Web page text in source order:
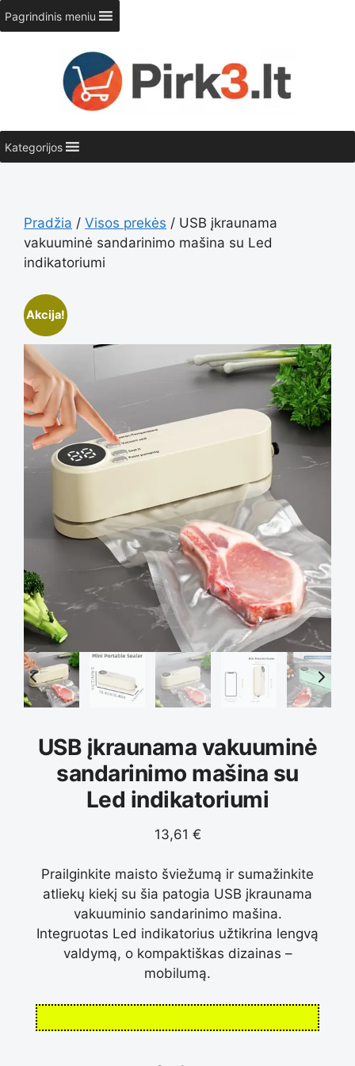
Pereiti
prie
turinio
Pagrindinis meniu
Kategorijos
Pradžia / Visos prekės / USB įkraunama
vakuuminė sandarinimo mašina su Led
indikatoriumi
Akcija!
USB įkraunama vakuuminė
sandarinimo mašina su
Led indikatoriumi
13,61 €
Prailginkite maisto šviežumą ir sumažinkite
atliekų kiekį su šia patogia USB įkraunama
vakuuminio sandarinimo mašina.
Integruotas Led indikatorius užtikrina lengvą
valdymą, o kompaktiškas dizainas –
mobilumą.